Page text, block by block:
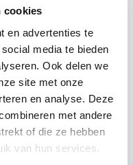
cookies
en advertenties te
media te bieden
Ook delen we
site met onze
en analyse. Deze
met andere
of die ze hebben
van hun services.
Staat uw
systeem er niet
contact op